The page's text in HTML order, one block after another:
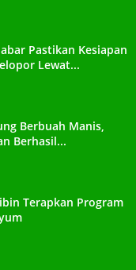
Pastikan Kesiapan
Lewat...
Berbuah Manis,
Berhasil...
Terapkan Program